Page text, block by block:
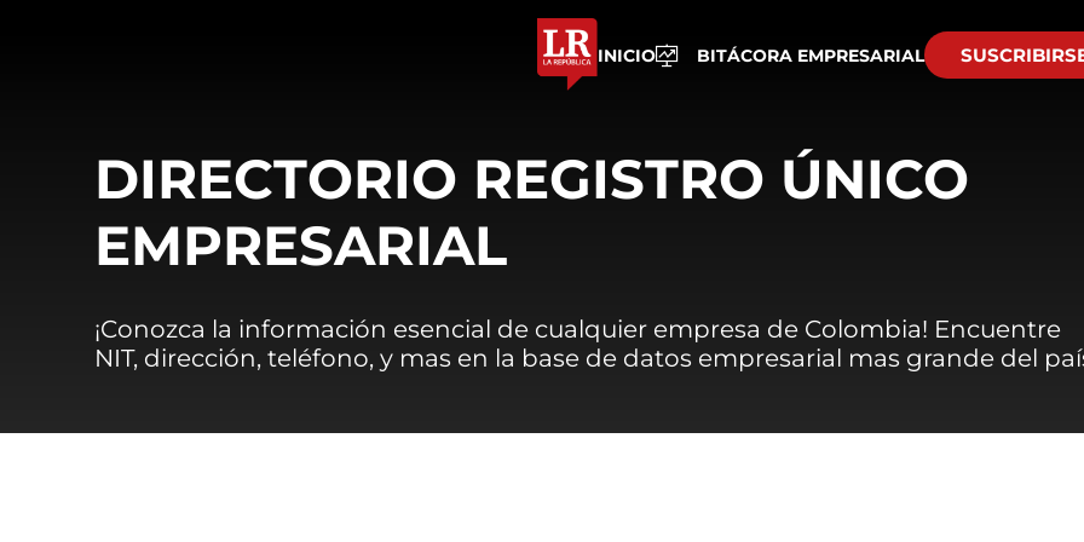
INICIO BITÁCORA EMPRESARIAL
DIRECTORIO REGISTRO ÚNICO
EMPRESARIAL
¡Conozca la información esencial de cualquier empresa de Colombia! Encuentre
NIT, dirección, teléfono, y mas en la base de datos empresarial mas grande del